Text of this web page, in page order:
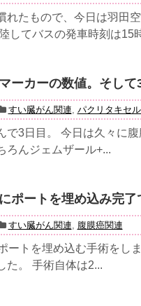
れたもので、今日は羽田
してバスの発車時刻は15
ーカーの数値。そして
すい臓がん関連 パクリタキセ
で3日目。 今日は久々に
ろんジェムザール+...
ポートを埋め込み完了
すい臓がん関連 腹膜癌関連
ートを埋め込む手術をし
た。 手術自体は2...